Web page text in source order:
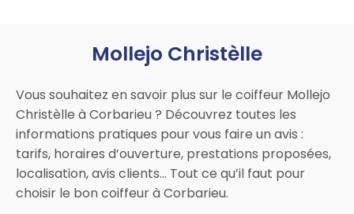
Mollejo Christèlle
Vous souhaitez en savoir plus sur le coiffeur Mollejo
Christèlle à Corbarieu ? Découvrez toutes les
informations pratiques pour vous faire un avis :
tarifs, horaires d’ouverture, prestations proposées,
localisation, avis clients… Tout ce qu’il faut pour
choisir le bon coiffeur à Corbarieu.